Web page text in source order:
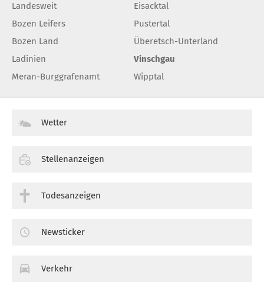
Landesweit
Bozen Leifers
Bozen Land
Ladinien
Meran-Burggrafenamt
Eisacktal
Pustertal
Überetsch-Unterland
Vinschgau
Wipptal
Wetter
Stellenanzeigen
Todesanzeigen
Newsticker
Verkehr